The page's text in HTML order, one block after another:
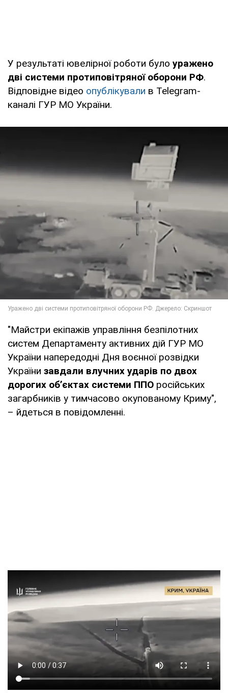
У результаті ювелірної роботи було уражено
дві системи протиповітряної оборони РФ.
Відповідне відео опублікували в Telegram-
каналі ГУР МО України.
"Майстри екіпажів управління безпілотних
систем Департаменту активних дій ГУР МО
України напередодні Дня воєнної розвідки
України завдали влучних ударів по двох
дорогих об’єктах системи ППО російських
загарбників у тимчасово окупованому Криму",
– йдеться в повідомленні.